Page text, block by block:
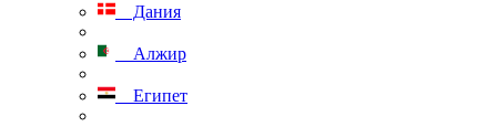
Дания
Алжир
Египет